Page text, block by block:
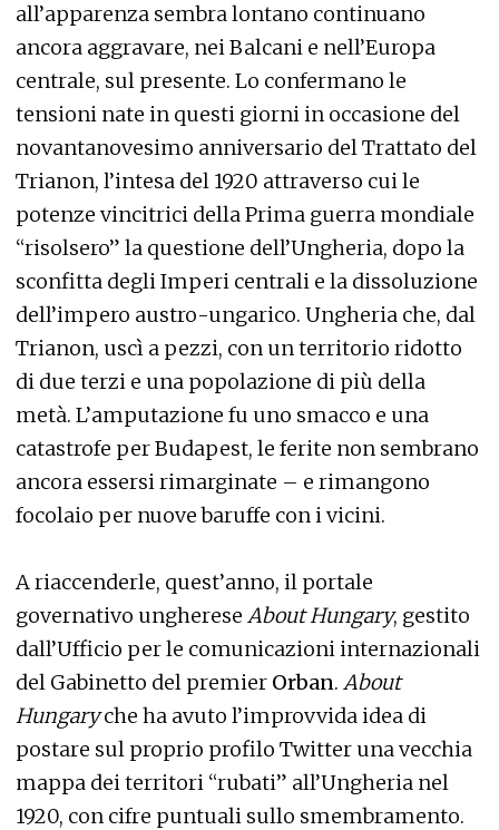
all’apparenza sembra lontano continuano
ancora aggravare, nei Balcani e nell’Europa
centrale, sul presente. Lo confermano le
tensioni nate in questi giorni in occasione del
novantanovesimo anniversario del Trattato del
Trianon, l’intesa del 1920 attraverso cui le
potenze vincitrici della Prima guerra mondiale
“risolsero” la questione dell’Ungheria, dopo la
sconfitta degli Imperi centrali e la dissoluzione
dell’impero austro-ungarico. Ungheria che, dal
Trianon, uscì a pezzi, con un territorio ridotto
di due terzi e una popolazione di più della
metà. L’amputazione fu uno smacco e una
catastrofe per Budapest, le ferite non sembrano
ancora essersi rimarginate – e rimangono
focolaio per nuove baruffe con i vicini.
A riaccenderle, quest’anno, il portale
governativo ungherese About Hungary, gestito
dall’Ufficio per le comunicazioni internazionali
del Gabinetto del premier Orban. About
Hungaryche ha avuto l’improvvida idea di
postare sul proprio profilo Twitter una vecchia
mappa dei territori “rubati” all’Ungheria nel
1920, con cifre puntuali sullo smembramento.